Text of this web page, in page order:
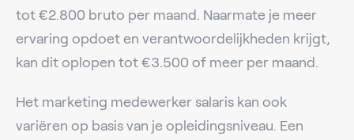
tot €2.800 bruto per maand. Naarmate je meer
ervaring opdoet en verantwoordelijkheden krijgt,
kan dit oplopen tot €3.500 of meer per maand.
Het marketing medewerker salaris kan ook
variëren op basis van je opleidingsniveau. Een